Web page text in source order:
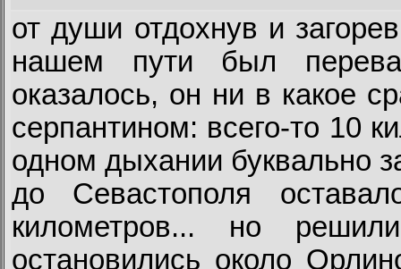
от души отдохнув и
нашем пути был
оказалось, он ни в какое
серпантином: всего-то 10
одном дыхании буквально
до Севастополя
километров... но
остановились около